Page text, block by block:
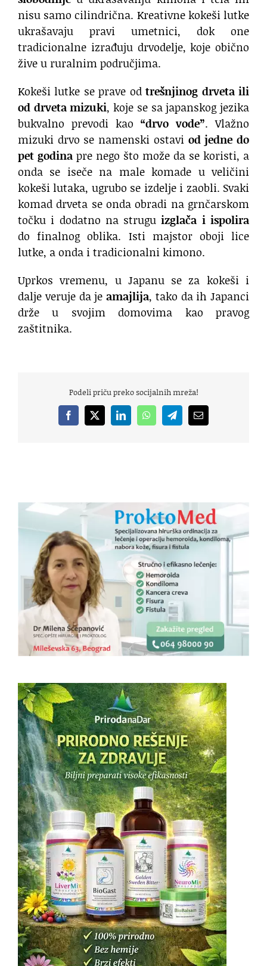
nisu samo cilindrična. Kreativne kokeši lutke
ukrašavaju pravi umetnici, dok one
tradicionalne izrađuju drvodelje, koje obično
žive u ruralnim područjima.
Kokeši lutke se prave odtrešnjinog drveta ili
od drveta mizuki, koje se sa japanskog jezika
bukvalno prevodi kao “drvo vode”. Vlažno
mizuki drvo se namenski ostavi od jedne do
pet godina pre nego što može da se koristi, a
onda se iseče na male komade u veličini
kokeši lutaka, ugrubo se izdelje i zaobli. Svaki
komad drveta se onda obradi na grnčarskom
točku i dodatno na struguizglača i ispolira
do finalnog oblika. Isti majstor oboji lice
lutke, a onda i tradicionalni kimono.
Uprkos vremenu, u Japanu se za kokeši i
dalje veruje da je amajlija, tako da ih Japanci
drže u svojim domovima kao pravog
zaštitnika.
Podeli priču preko socijalnih mreža!
Facebook
X LinkedInWhatsAppTelegramEmail